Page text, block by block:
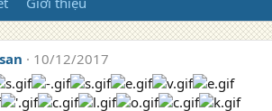
10/12/2017